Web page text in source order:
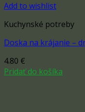
Add to wishlist
Kuchynské potreby
Doska na krájanie –
4.80 €
Pridať do košíka